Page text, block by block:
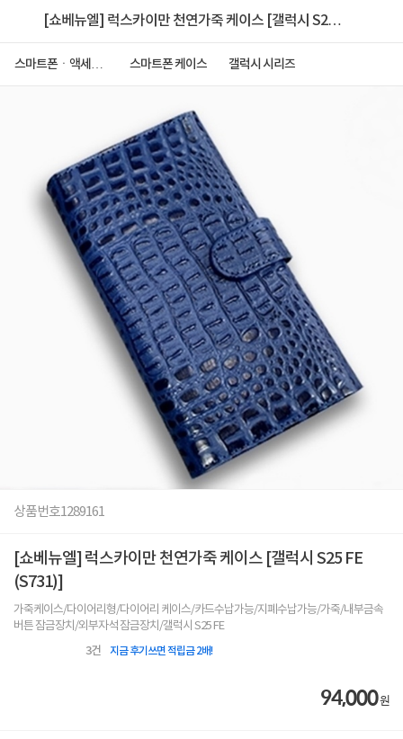
[쇼베뉴엘] 럭스카이만 천연가죽 케이스 [갤럭시 S25
스마트폰ㆍ액세서
스마트폰 케이스 갤럭시 시리즈
상품번호1289161
[쇼베뉴엘] 럭스카이만 천연가죽 케이스 [갤럭시 S25 FE
(S731)]
가죽케이스/다이어리형/다이어리 케이스/카드수납가능/지폐수납가능/가죽/내부금속
버튼 잠금장치/외부자석 잠금장치/갤럭시 S25 FE
3건 지금 후기쓰면 적립금 2배!
94,000원